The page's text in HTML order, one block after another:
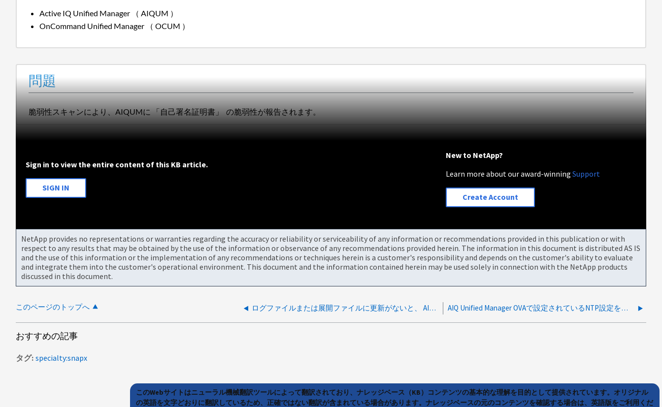
Active IQ Unified Manager （ AIQUM ）
OnCommand Unified Manager （ OCUM ）
問題
脆弱性スキャンにより、AIQUMに 「自己署名証明書」 の脆弱性が報告されます。
Sign in to view the entire content of this KB article.
SIGN IN
New to NetApp?
Learn more about our award-winningSupport
Create Account
NetApp provides no representations or warranties regarding the accuracy or reliability or serviceability of any information or recommendations provided in this publication or with
respect to any results that may be obtained by the use of the information or observance of any recommendations provided herein. The information in this document is distributed AS IS
and the use of this information or the implementation of any recommendations or techniques herein is a customer's responsibility and depends on the customer's ability to evaluate
and integrate them into the customer's operational environment. This document and the information contained herein may be used solely in connection with the NetApp products
discussed in this document.
このページのトップへ ログファイルまたは展開ファイルに更新がないと、 AIQUM のアップグレードが失敗します AIQ Unified Manager OVAで設定されているNTP設定を表示することはできません
おすすめの記事
タグ specialty:snapx
このWebサイトはニューラル機械翻訳ツールによって翻訳されており、ナレッジベース（KB）コンテンツの基本的な理解を目的として提供されています。オリジナル
の英語を文字どおりに翻訳しているため、正確ではない翻訳が含まれている場合があります。ナレッジベースの元のコンテンツを確認する場合は、英語版をご利用くだ